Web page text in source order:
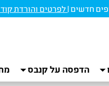
לפרטים והורדת קוד
הדפסה על קנבס